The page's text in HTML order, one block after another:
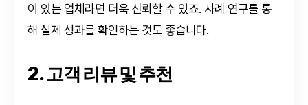
이 있는 업체라면 더욱 신뢰할 수 있죠. 사례 연구를 통
해 실제 성과를 확인하는 것도 좋습니다.
2. 고객 리뷰 및 추천